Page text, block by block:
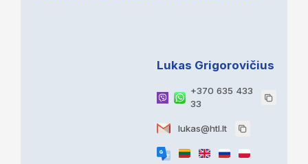
Lukas Grigorovičius
+370 635 433
33
lukas@htl.lt